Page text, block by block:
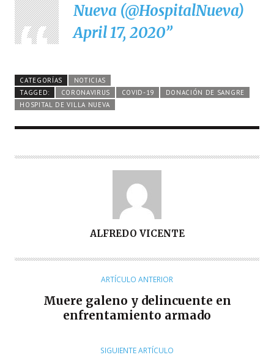
Nueva (@HospitalNueva)
April 17, 2020
CATEGORÍAS
NOTICIAS
TAGGED:
CORONAVIRUS COVID-19
DONACIÓN DE SANGRE
HOSPITAL DE VILLA NUEVA
T
ALFREDO VICENTE
ARTÍCULO ANTERIOR
Muere galeno y delincuente en
enfrentamiento armado
SIGUIENTE ARTÍCULO